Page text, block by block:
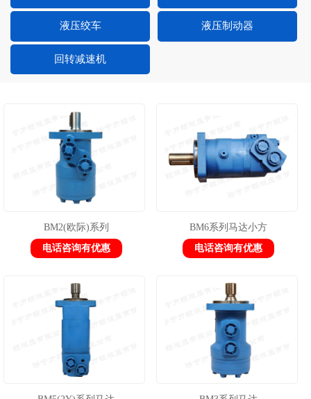
液压绞车 液压制动器
回转减速机
BM2(欧际)系列
电话咨询有优惠
BM6系列马达小方
电话咨询有优惠